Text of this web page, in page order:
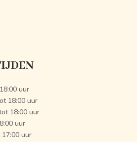
uur
18:00 uur
18:00 uur
uur
uur